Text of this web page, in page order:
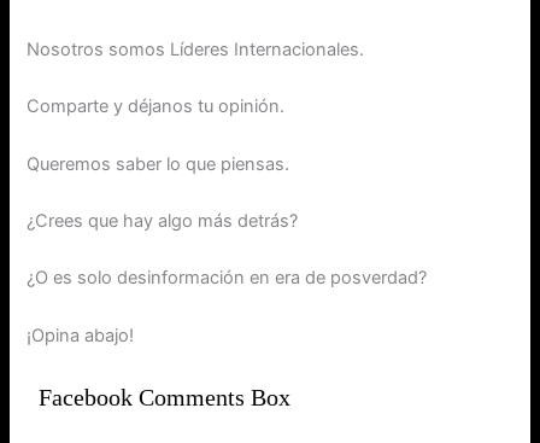
Nosotros somos Líderes Internacionales.
Comparte y déjanos tu opinión.
Queremos saber lo que piensas.
¿Crees que hay algo más detrás?
¿O es solo desinformación en era de posverdad?
¡Opina abajo!
Facebook Comments Box